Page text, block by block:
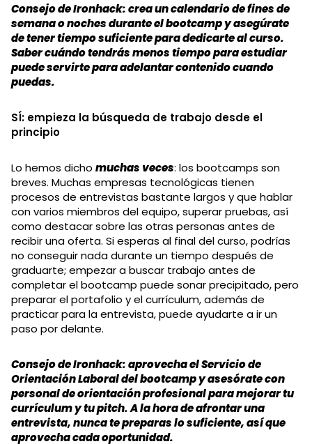
Consejo de Ironhack: crea un calendario de fines de
semana o noches durante el bootcamp y asegúrate
de tener tiempo suficiente para dedicarte al curso.
Saber cuándo tendrás menos tiempo para estudiar
puede servirte para adelantar contenido cuando
puedas.
SÍ: empieza la búsqueda de trabajo desde el
principio
Lo hemos dicho muchas veces: los bootcamps son
breves. Muchas empresas tecnológicas tienen
procesos de entrevistas bastante largos y que hablar
con varios miembros del equipo, superar pruebas, así
como destacar sobre las otras personas antes de
recibir una oferta. Si esperas al final del curso, podrías
no conseguir nada durante un tiempo después de
graduarte; empezar a buscar trabajo antes de
completar el bootcamp puede sonar precipitado, pero
preparar el portafolio y el currículum, además de
practicar para la entrevista, puede ayudarte a ir un
paso por delante.
Consejo de Ironhack: aprovecha el Servicio de
Orientación Laboral del bootcamp y asesórate con
personal de orientación profesional para mejorar tu
currículum y tu pitch. A la hora de afrontar una
entrevista, nunca te preparas lo suficiente, así que
aprovecha cada oportunidad.